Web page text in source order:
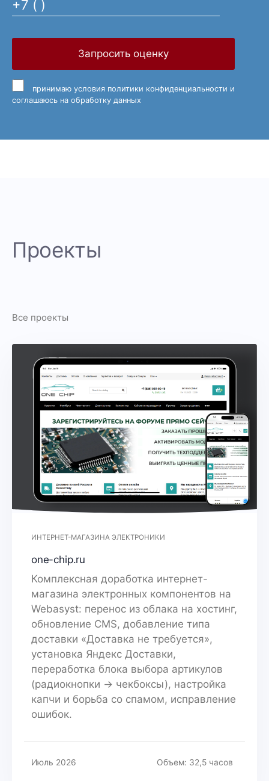
Запросить оценку
принимаю условия политики конфиденциальности и
соглашаюсь на обработку данных
Проекты
Все проекты
ИНТЕРНЕТ-МАГАЗИНА ЭЛЕКТРОНИКИ
one-chip.ru
Комплексная доработка интернет-
магазина электронных компонентов на
Webasyst: перенос из облака на хостинг,
обновление CMS, добавление типа
доставки «Доставка не требуется»,
установка Яндекс Доставки,
переработка блока выбора артикулов
(радиокнопки → чекбоксы), настройка
капчи и борьба со спамом, исправление
ошибок.
Июль 2026 Объем: 32,5 часов